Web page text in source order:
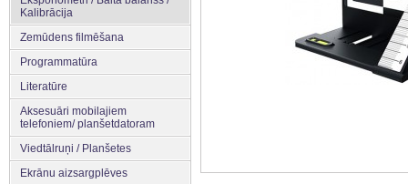
Kalibrācija
Zemūdens filmēšana
Programmatūra
Literatūre
Aksesuāri mobilajiem
telefoniem/ planšetdatoram
Viedtālruņi / Planšetes
Ekrānu aizsargplēves